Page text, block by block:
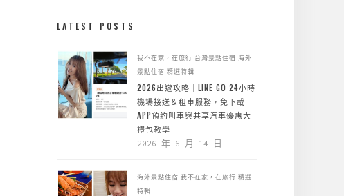
LATEST POSTS
我不在家，在旅行 台灣景點住宿 海外
景點住宿 精選特輯
2026出遊攻略｜LINE GO 24小時
機場接送＆租車服務，免下載
APP預約叫車與共享汽車優惠大
禮包教學
2026 年 6 月 14 日
海外景點住宿 我不在家，在旅行 精選
特輯